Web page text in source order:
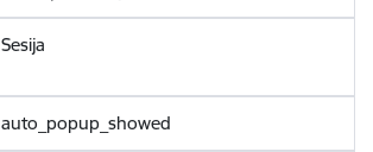
Sesija
auto_popup_showed